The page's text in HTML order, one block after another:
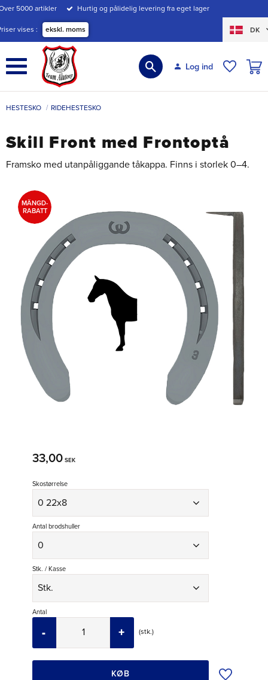
Menu
5000 artikler Hurtig og pålidelig levering fra eget lager
vises ekskl. moms DK
Log ind
HESTESKO RIDEHESTESKO
Skill Front med Frontoptå
Framsko med utanpåliggande tåkappa. Finns i storlek 0–4.
MÄNGD-
RABATT
33,00 SEK
Skostørrelse
Antal brodshuller
Stk. / Kasse
Antal
stk.
+
-
KØB Tilføj til